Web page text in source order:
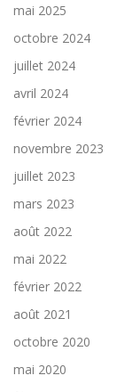
mai 2025
octobre 2024
juillet 2024
avril 2024
février 2024
novembre 2023
juillet 2023
mars 2023
août 2022
mai 2022
février 2022
août 2021
octobre 2020
mai 2020